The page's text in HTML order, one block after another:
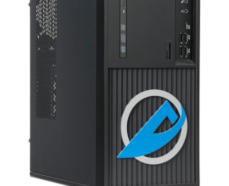
plastique, ce qui le rend
léger et portable, idéal pour
les voyages d'affaires et
une utilisation quotidienne.
{Nous vous attendons en
ligne} : notre support est
toujours en ligne,